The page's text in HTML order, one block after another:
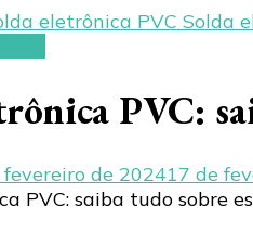
eletrônica PVC Solda
PVC:
fevereiro de 202417 de